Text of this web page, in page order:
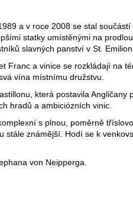
a v roce 2008 se stal
statky umístěnými na
slavných panství v St. Emilion
Franc a vinice se rozkládají na
vína místnímu družstvu.
která postavila
hradů a ambiciózních vinic.
s plnou, poměrně
známější. Hodí se k
von Neipperga.